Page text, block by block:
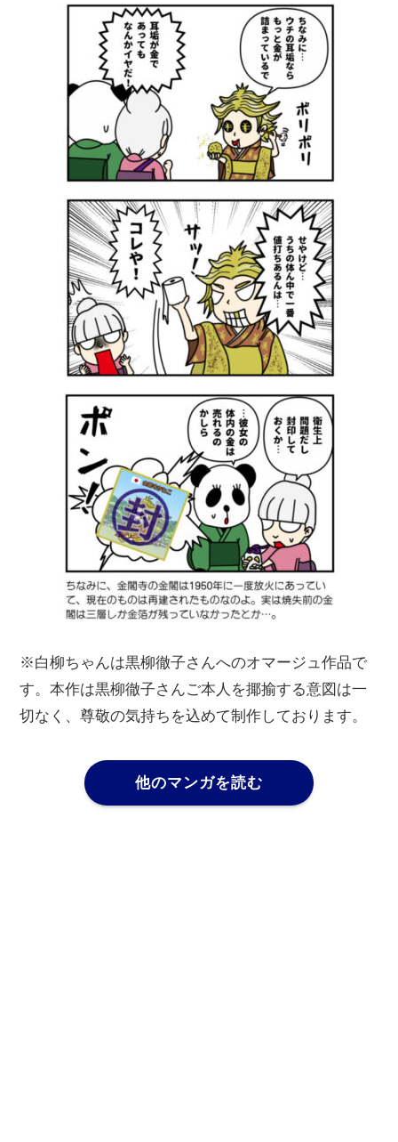
※白柳ちゃんは黒柳徹子さんへのオマージュ作品で
す。本作は黒柳徹子さんご本人を揶揄する意図は一
切なく、尊敬の気持ちを込めて制作しております。
他のマンガを読む